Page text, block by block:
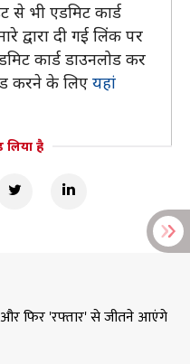
से भी एडमिट कार्ड
द्वारा दी गई लिंक पर
कार्ड डाउनलोड कर
करने के लिए यहां
है
और फिर 'रफ्तार' से जीतने आएंगे